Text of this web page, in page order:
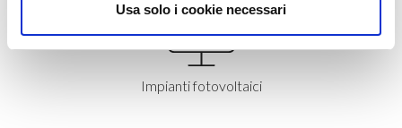
Usa solo i cookie necessari
Impianti fotovoltaici